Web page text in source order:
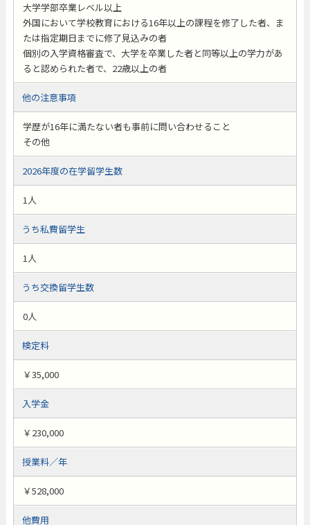
大学学部卒業レベル以上
外国において学校教育における16年以上の課程を修了した者、ま
たは指定期日までに修了見込みの者
個別の入学資格審査で、大学を卒業した者と同等以上の学力があ
ると認められた者で、22歳以上の者
他の注意事項
学歴が16年に満たない者も事前に問い合わせること
その他
2026年度の在学留学生数
1人
うち私費留学生
1人
うち交換留学生数
0人
検定料
￥35,000
入学金
￥230,000
授業料／年
￥528,000
他費用